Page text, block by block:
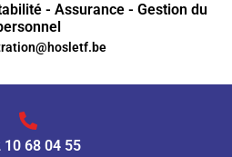
- Assurance - Gestion du
10 68 04 55